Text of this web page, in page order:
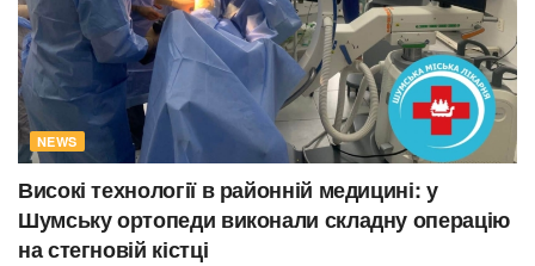
NEWS
Високі технології в районній медицині: у
Шумську ортопеди виконали складну операцію
на стегновій кістці